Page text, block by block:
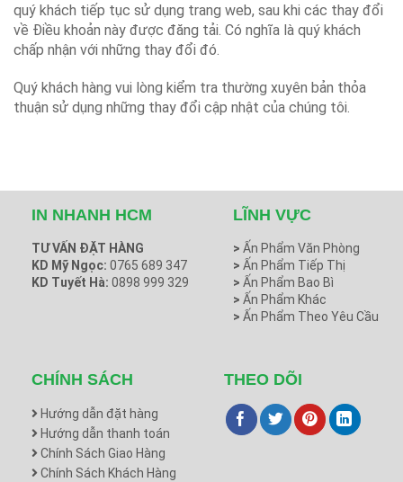
quý khách tiếp tục sử dụng trang web, sau khi các thay đổi
về Điều khoản này được đăng tải. Có nghĩa là quý khách
chấp nhận với những thay đổi đó.
Quý khách hàng vui lòng kiểm tra thường xuyên bản thỏa
thuận sử dụng những thay đổi cập nhật của chúng tôi.
IN NHANH HCM
TƯ VẤN ĐẶT HÀNG
KD Mỹ Ngọc: 0765 689 347
KD Tuyết Hà: 0898 999 329
LĨNH VỰC
> Ấn Phẩm Văn Phòng
> Ấn Phẩm Tiếp Thị
> Ấn Phẩm Bao Bì
> Ấn Phẩm Khác
> Ấn Phẩm Theo Yêu Cầu
CHÍNH SÁCH
Hướng dẫn đặt hàng
Hướng dẫn thanh toán
Chính Sách Giao Hàng
Chính Sách Khách Hàng
THEO DÕI